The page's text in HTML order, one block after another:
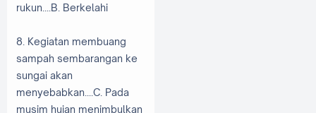
rukun....B. Berkelahi
8. Kegiatan membuang
sampah sembarangan ke
sungai akan
menyebabkan....C. Pada
musim hujan menimbulkan